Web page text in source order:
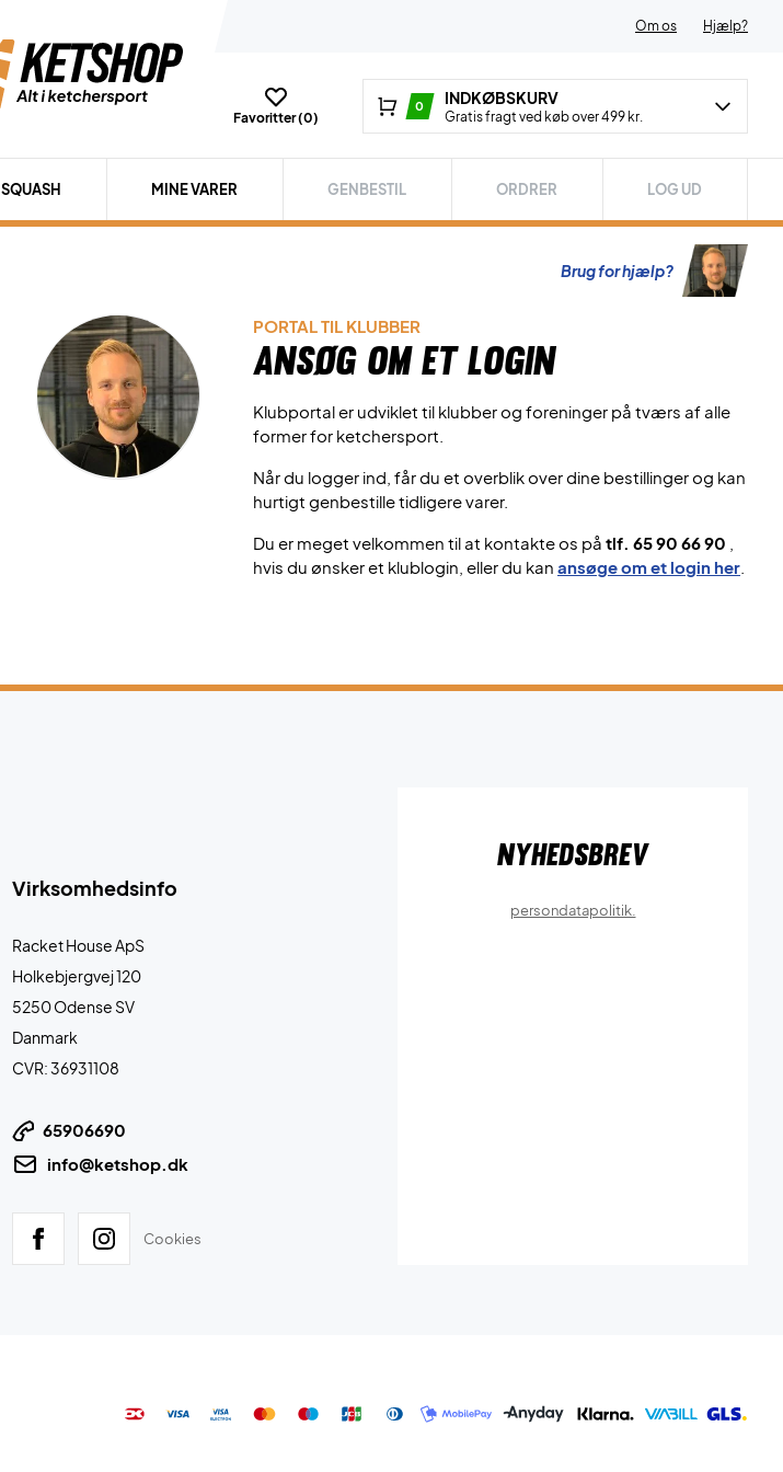
Om os Hjælp?
Favoritter (0)
0 INDKØBSKURV
Gratis fragt ved køb over 499 kr.
SQUASH MINE VARER GENBESTIL ORDRER LOG UD
Brug for hjælp?
PORTAL TIL KLUBBER
Ansøg om et login
Klubportal er udviklet til klubber og foreninger på tværs af alle
former for ketchersport.
Når du logger ind, får du et overblik over dine bestillinger og kan
hurtigt genbestille tidligere varer.
Du er meget velkommen til at kontakte os på tlf. 65 90 66 90
hvis du ønsker et klublogin, eller du kan ansøge om et login her
Virksomhedsinfo
Racket House ApS
Holkebjergvej 120
5250 Odense SV
Danmark
CVR: 36931108
65906690
info@ketshop.dk
Cookies
Nyhedsbrev
persondatapolitik.